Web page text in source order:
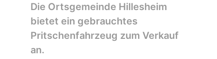
WIRTSCHAFT & GEWERBE
Die Ortsgemeinde Hillesheim
bietet ein gebrauchtes
Pritschenfahrzeug zum Verkauf
an.